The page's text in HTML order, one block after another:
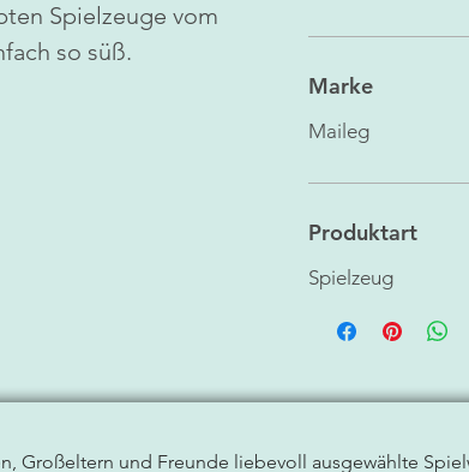
Spielzeuge vom
so süß.
Marke
Maileg
Produktart
Spielzeug
Großeltern und Freunde liebevoll ausgewählte